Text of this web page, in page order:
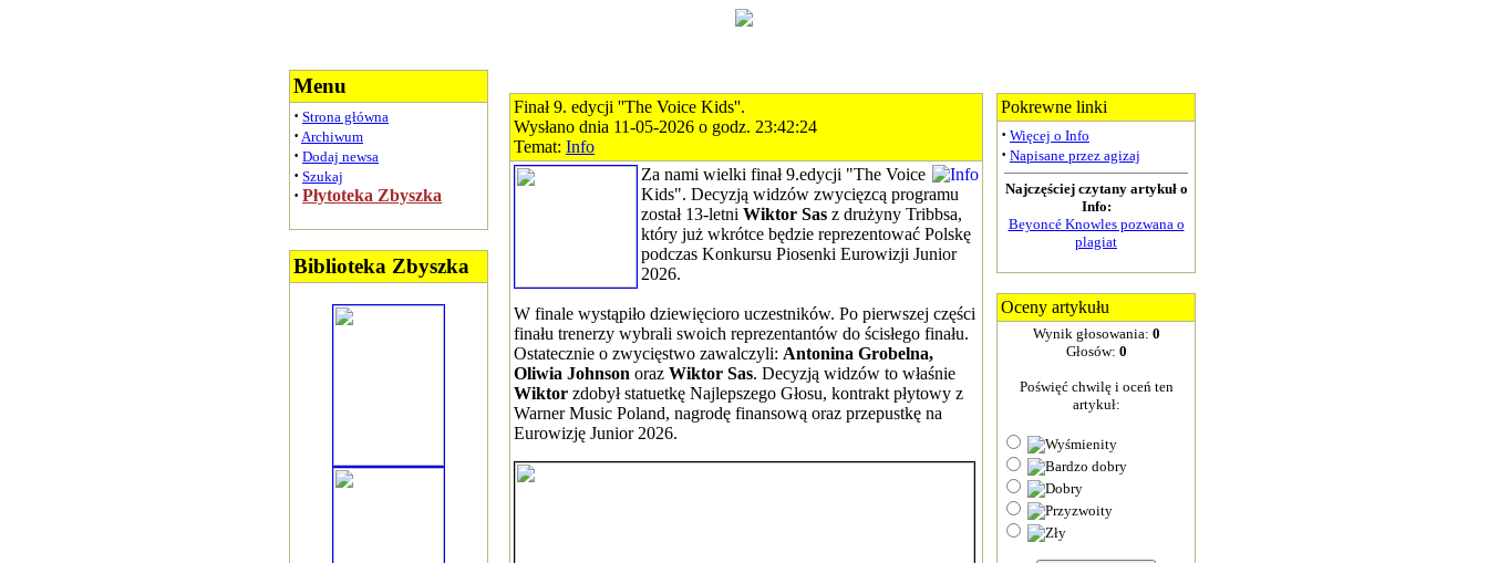
Menu
· Strona główna
· Archiwum
· Dodaj newsa
· Szukaj
· Płytoteka Zbyszka
Biblioteka Zbyszka
Finał 9. edycji ''The Voice Kids''.
Wysłano dnia 11-05-2026 o godz. 23:42:24
Temat: Info
Za nami wielki finał 9.edycji "The Voice
Kids". Decyzją widzów zwycięzcą programu
został 13-letni Wiktor Sas z drużyny Tribbsa,
który już wkrótce będzie reprezentować Polskę
podczas Konkursu Piosenki Eurowizji Junior
2026.
W finale wystąpiło dziewięcioro uczestników. Po pierwszej części
finału trenerzy wybrali swoich reprezentantów do ścisłego finału.
Ostatecznie o zwycięstwo zawalczyli: Antonina Grobelna,
Oliwia Johnson oraz Wiktor Sas. Decyzją widzów to właśnie
Wiktor zdobył statuetkę Najlepszego Głosu, kontrakt płytowy z
Warner Music Poland, nagrodę finansową oraz przepustkę na
Eurowizję Junior 2026.
Pokrewne linki
· Więcej o Info
· Napisane przez agizaj
Najczęściej czytany artykuł o
Info:
Beyoncé Knowles pozwana o
plagiat
Oceny artykułu
Wynik głosowania: 0
Głosów: 0
Poświęć chwilę i oceń ten
artykuł: